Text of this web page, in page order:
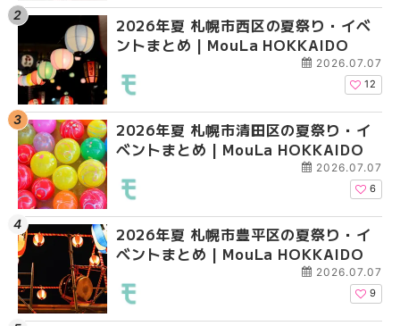
2026年夏 札幌市西区の夏祭り・イベ
ントまとめ | MouLa HOKKAIDO
2026.07.07
12
2026年夏 札幌市清田区の夏祭り・イ
ベントまとめ | MouLa HOKKAIDO
2026.07.07
6
2026年夏 札幌市豊平区の夏祭り・イ
ベントまとめ | MouLa HOKKAIDO
2026.07.07
9
【2026年最新】札幌
ガーデン｜オープン日
大通公園から穴場テ
2026年夏 札幌市白石
ベントまとめ |
2026年夏 札幌市手稲
ベントまとめ |
2026年夏 札幌市北区
ントまとめ | MouLa
2026年夏 札幌市白石
ベントまとめ |
2026年夏 札幌市西区
ントまとめ | MouLa